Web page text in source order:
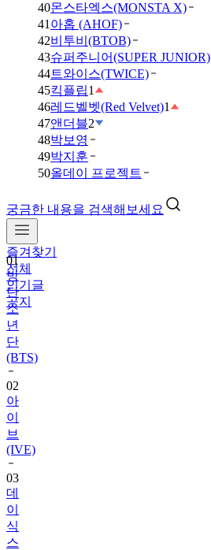
40몬스타엑스(MONSTA X)
41 아홉 (AHOF)
42비투비(BTOB)
43슈퍼주니어(SUPER JUNIOR)
44트와이스(TWICE)
45킥플립1
46레드벨벳(Red Velvet)1
47앤더블2
48박보영
49박지훈
50올데이 프로젝트
궁금한 내용을 검색해보세요
즐겨찾기
전체
인기글
공지
01
방
탄
소
년
단
(BTS)
02
아
이
브
(IVE)
03
데
이
식
스